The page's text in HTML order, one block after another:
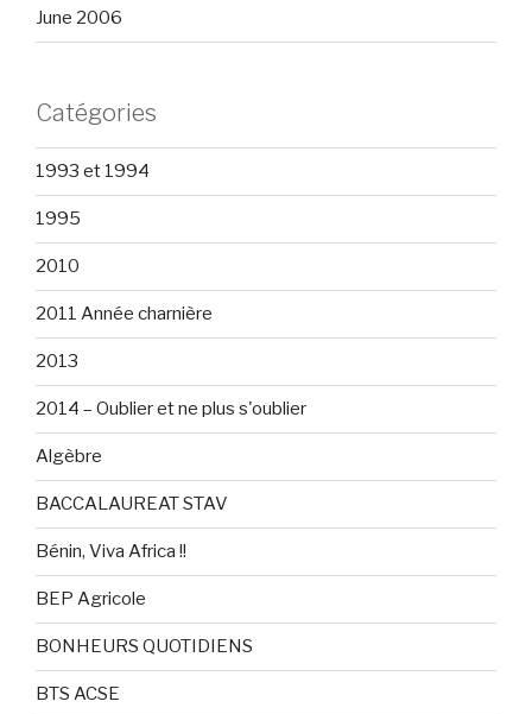
June 2006
Catégories
1993 et 1994
1995
2010
2011 Année charnière
2013
2014 – Oublier et ne plus s'oublier
Algèbre
BACCALAUREAT STAV
Bénin, Viva Africa !!
BEP Agricole
BONHEURS QUOTIDIENS
BTS ACSE